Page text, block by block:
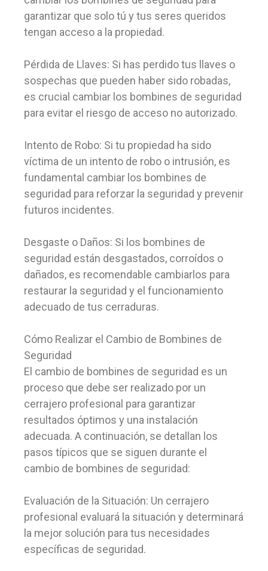
garantizar que solo tú y tus seres queridos
tengan acceso a la propiedad.
Pérdida de Llaves: Si has perdido tus llaves o
sospechas que pueden haber sido robadas,
es crucial cambiar los bombines de seguridad
para evitar el riesgo de acceso no autorizado.
Intento de Robo: Si tu propiedad ha sido
víctima de un intento de robo o intrusión, es
fundamental cambiar los bombines de
seguridad para reforzar la seguridad y prevenir
futuros incidentes.
Desgaste o Daños: Si los bombines de
seguridad están desgastados, corroídos o
dañados, es recomendable cambiarlos para
restaurar la seguridad y el funcionamiento
adecuado de tus cerraduras.
Cómo Realizar el Cambio de Bombines de
Seguridad
El cambio de bombines de seguridad es un
proceso que debe ser realizado por un
cerrajero profesional para garantizar
resultados óptimos y una instalación
adecuada. A continuación, se detallan los
pasos típicos que se siguen durante el
cambio de bombines de seguridad:
Evaluación de la Situación: Un cerrajero
profesional evaluará la situación y determinará
la mejor solución para tus necesidades
específicas de seguridad.